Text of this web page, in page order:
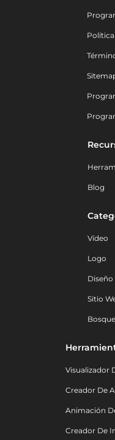
Blog
Vídeo
Logo
Diseño
Sitio
Visualizador
Creador De
Animación
Creador De